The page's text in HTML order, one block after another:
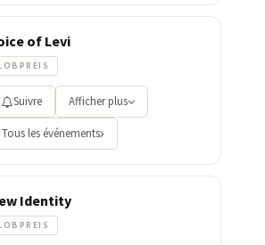
of Levi
Suivre Afficher plus
Tous les événements
Identity